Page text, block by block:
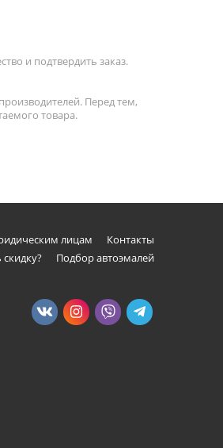
и подтвердить заказ.
Перед тем,
товара.
лицам
Контакты
Подбор автоэмалей